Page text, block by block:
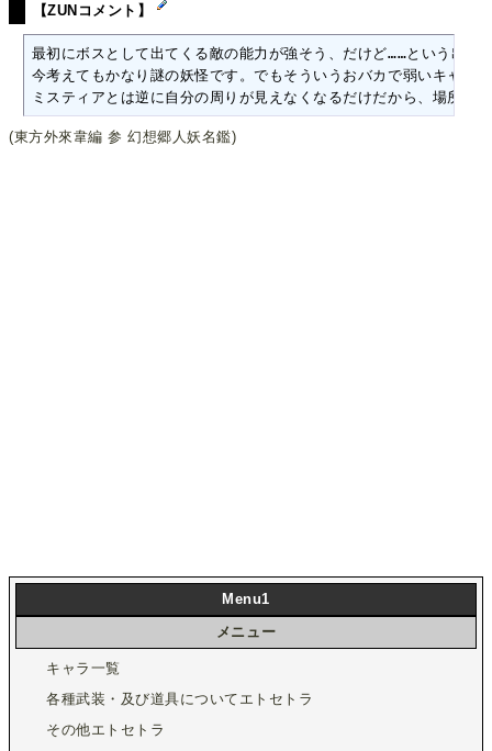
【ZUNコメント】
最初にボスとして出てくる敵の能力が強そう、だけど……という出オ
今考えてもかなり謎の妖怪です。でもそういうおバカで弱いキャラ
ミスティアとは逆に自分の周りが見えなくなるだけだから、場所は
(東方外來韋編 参 幻想郷人妖名鑑)
Menu1
メニュー
キャラ一覧
各種武装・及び道具についてエトセトラ
その他エトセトラ